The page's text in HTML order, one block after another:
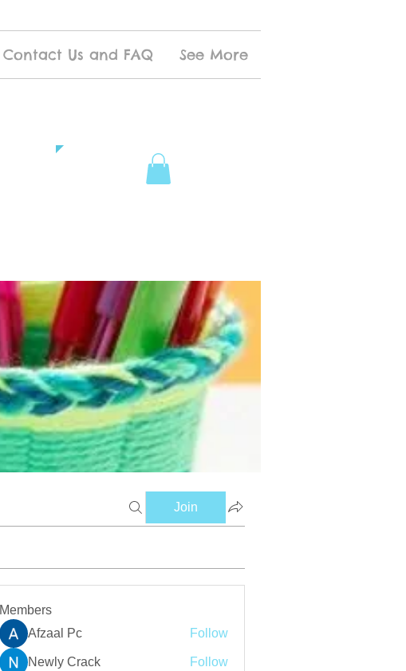
Contact Us and FAQ See More
Join
Members
Afzaal Pc
Follow
Newly Crack Follow